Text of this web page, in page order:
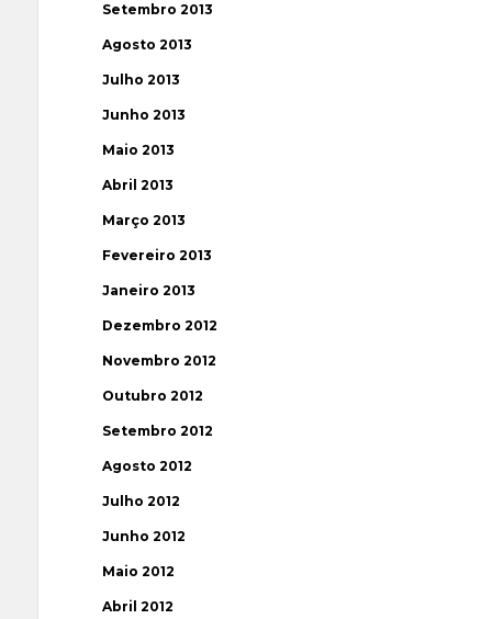
Setembro 2013
Agosto 2013
Julho 2013
Junho 2013
Maio 2013
Abril 2013
Março 2013
Fevereiro 2013
Janeiro 2013
Dezembro 2012
Novembro 2012
Outubro 2012
Setembro 2012
Agosto 2012
Julho 2012
Junho 2012
Maio 2012
Abril 2012